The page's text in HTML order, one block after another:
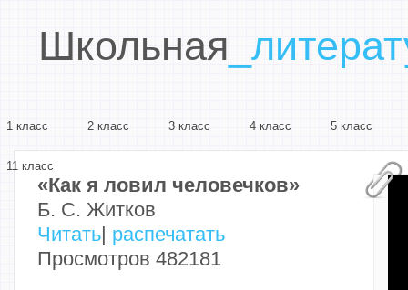
Школьная
1 класс 2 класс 3 класс 4 класс 5 класс
11 класс
«Как я ловил человечков»
Б. С. Житков
Читать распечатать
Просмотров 482181